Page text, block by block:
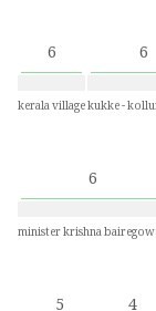
6
kerala village
6
kukke -
6
minister krishna